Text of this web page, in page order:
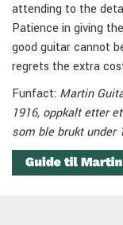
attending to the
Patience in giving
good guitar cannot
regrets the extra
Funfact: Martin
1916, oppkalt etter
som ble brukt under